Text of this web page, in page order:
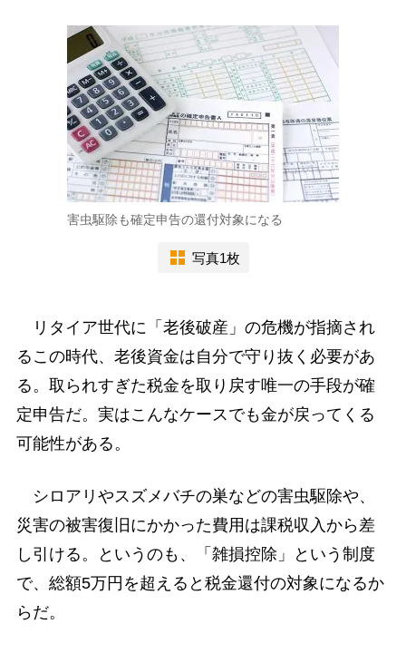
害虫駆除も確定申告の還付対象になる
写真1枚
リタイア世代に「老後破産」の危機が指摘され
るこの時代、老後資金は自分で守り抜く必要があ
る。取られすぎた税金を取り戻す唯一の手段が確
定申告だ。実はこんなケースでも金が戻ってくる
可能性がある。
シロアリやスズメバチの巣などの害虫駆除や、
災害の被害復旧にかかった費用は課税収入から差
し引ける。というのも、「雑損控除」という制度
で、総額5万円を超えると税金還付の対象になるか
らだ。